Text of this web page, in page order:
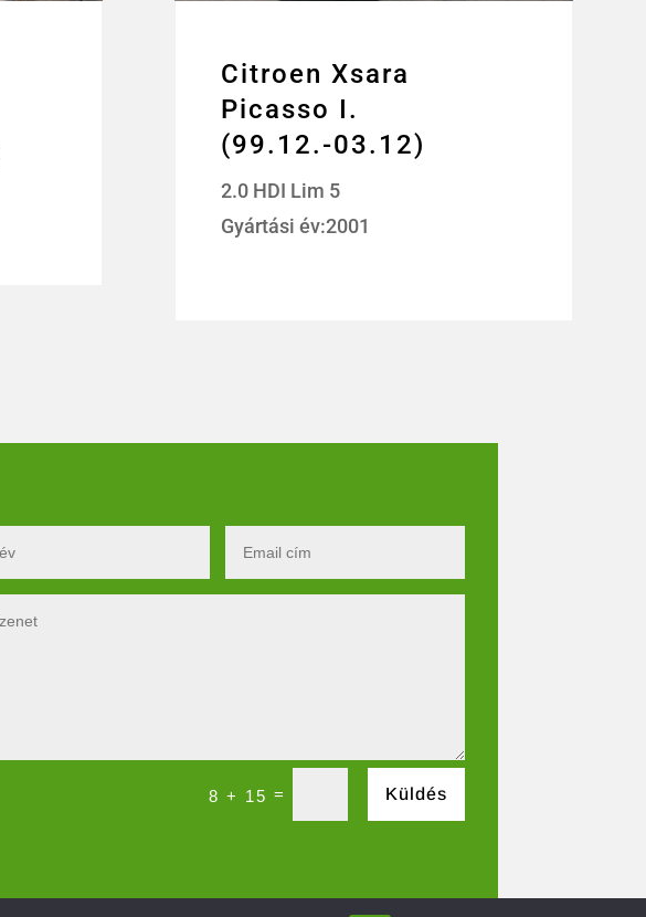
Citroen Xsara
Picasso I.
(99.12.-03.12)
2.0 HDI Lim 5
Gyártási év:2001
8 + 15 = Küldés